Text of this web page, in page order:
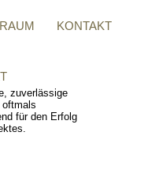
KONTAKT
zuverlässige
oftmals
für den Erfolg